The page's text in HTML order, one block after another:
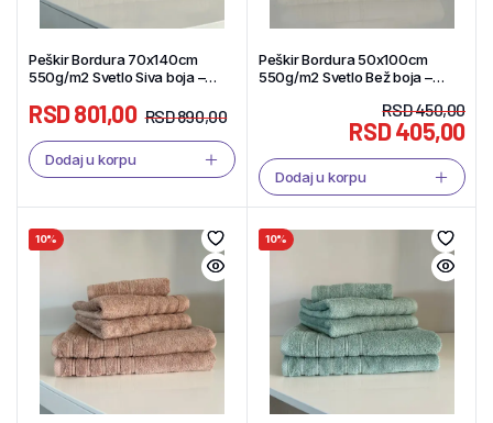
Peškir Bordura 70x140cm
550g/m2 Svetlo Siva boja –
RSD890,00
RSD801,00
Dodaj u korpu
Peškir Bordura 50x100cm
550g/m2 Svetlo Bež boja –
RSD450,00
RSD405,00
Dodaj u korpu
10% 10%